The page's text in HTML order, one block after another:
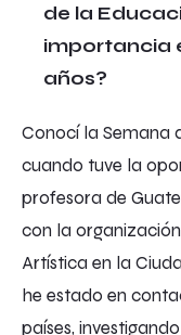
de la
importancia
años?
Conocí la Semana
cuando tuve la
profesora de
con la
Artística en la
he estado en
países,